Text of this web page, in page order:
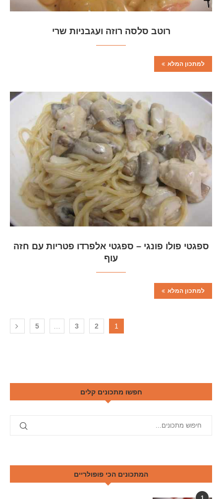
רוטב סלסה רוזה ועגבניות שרי
למתכון המלא
ספגטי פולו פונגי – ספגטי אלפרדו פטריות עם חזה
עוף
למתכון המלא
1
2
3
5
חפשו מתכונים קלים
המתכונים הכי פופולריים